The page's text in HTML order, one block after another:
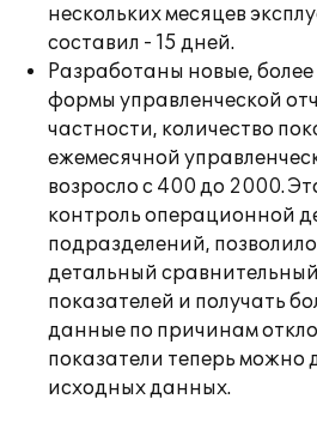
нескольких месяцев
составил - 15 дней.
Разработаны новые,
формы управленческой
частности, количество
ежемесячной
возросло с 400 до 2000.
контроль операционной
подразделений,
детальный
показателей и получать
данные по причинам
показатели теперь можно
исходных данных.